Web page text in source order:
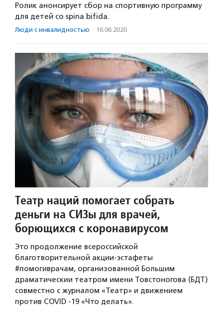
Ролик анонсирует сбор на спортивную программу
для детей со spina bifida.
Люди с инвалидностью · 16.06.2020
Театр наций помогает собрать
деньги на СИЗы для врачей,
борющихся с коронавирусом
Это продолжение всероссийской
благотворительной акции-эстафеты
#помогиврачам, организованной Большим
драматическии театром имени Товстоногова (БДТ)
совместно с журналом «Театр» и движением
против COVID -19 «Что делать».